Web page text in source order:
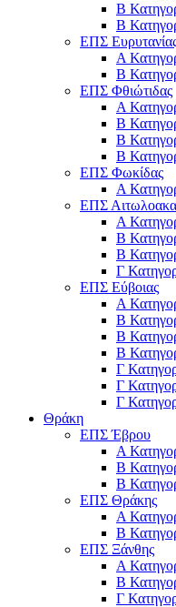
Β
Β
ΕΠΣ
Α
Β
ΕΠΣ Φθιώτιδας
Α
Β
Β
Β
ΕΠΣ Φωκίδας
Α
ΕΠΣ
Α
Β
Β
Γ
ΕΠΣ Εύβοιας
Α
Β
Β
Β
Γ
Γ
Γ
Θράκη
ΕΠΣ Έβρου
Α
Β
Β
ΕΠΣ Θράκης
Α
Β
ΕΠΣ Ξάνθης
Α
Β
Γ